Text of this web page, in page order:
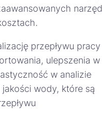
przepływu pracy
ulepszenia w
w analizie
wody, które są